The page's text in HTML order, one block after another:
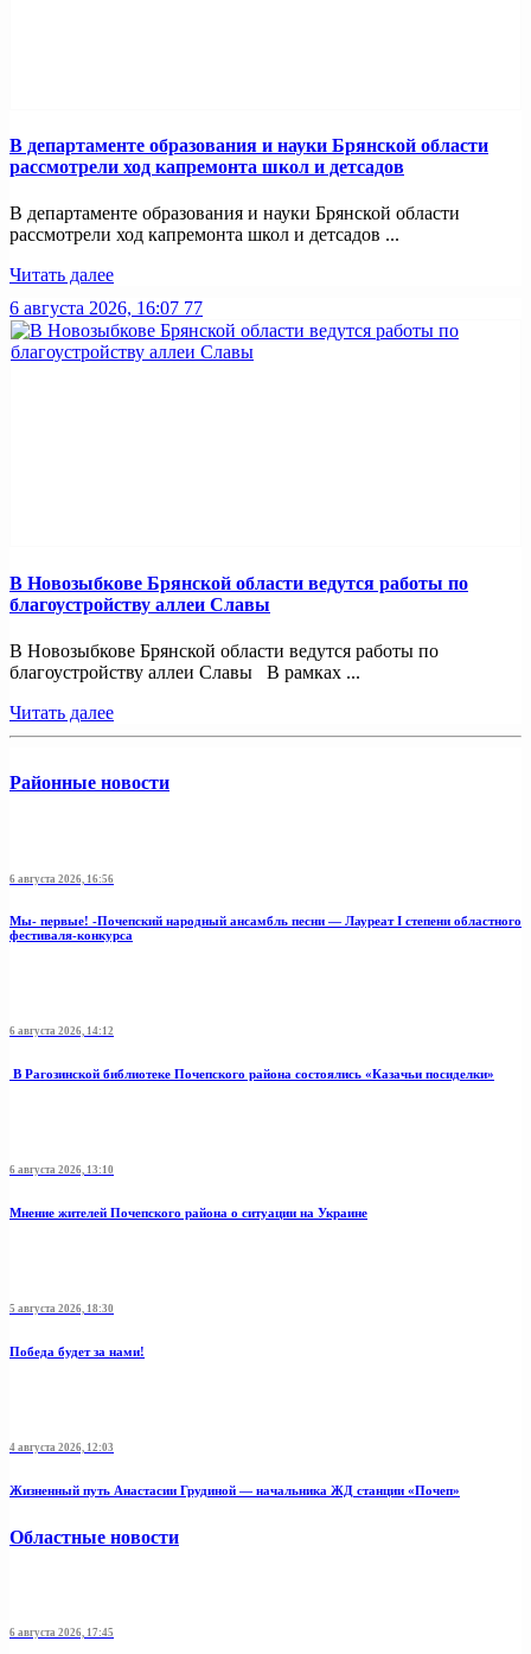
В департаменте образования и науки Брянской области
рассмотрели ход капремонта школ и детсадов
В департаменте образования и науки Брянской области
рассмотрели ход капремонта школ и детсадов ...
Читать далее
6 августа 2026, 16:07 77
В Новозыбкове Брянской области ведутся работы по
благоустройству аллеи Славы
В Новозыбкове Брянской области ведутся работы по
благоустройству аллеи Славы В рамках ...
Читать далее
Районные новости
6 августа 2026, 16:56
Мы- первые! -Почепский народный ансамбль песни — Лауреат I степени областного
фестиваля-конкурса
6 августа 2026, 14:12
В Рагозинской библиотеке Почепского района состоялись «Казачьи посиделки»
6 августа 2026, 13:10
Мнение жителей Почепского района о ситуации на Украине
5 августа 2026, 18:30
Победа будет за нами!
4 августа 2026, 12:03
Жизненный путь Анастасии Грудиной — начальника ЖД станции «Почеп»
Областные новости
6 августа 2026, 17:45